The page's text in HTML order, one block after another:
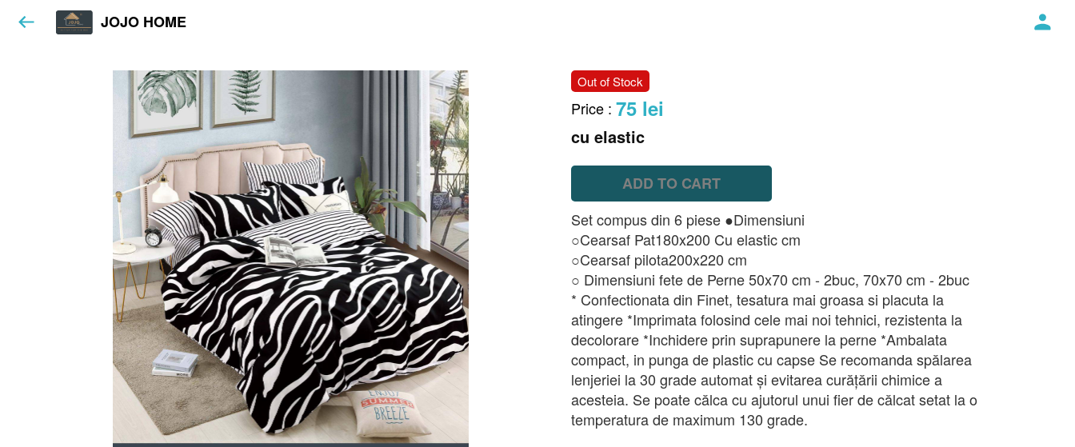
JOJO HOME
Out of Stock
Price : 75 lei
cu elastic
ADD TO CART
Set compus din 6 piese ●Dimensiuni
○Cearsaf Pat180x200 Cu elastic cm
○Cearsaf pilota200x220 cm
○ Dimensiuni fete de Perne 50x70 cm - 2buc, 70x70 cm - 2buc
* Confectionata din Finet, tesatura mai groasa si placuta la
atingere *Imprimata folosind cele mai noi tehnici, rezistenta la
decolorare *Inchidere prin suprapunere la perne *Ambalata
compact, in punga de plastic cu capse Se recomanda spălarea
lenjeriei la 30 grade automat și evitarea curățării chimice a
acesteia. Se poate călca cu ajutorul unui fier de călcat setat la o
temperatura de maximum 130 grade.